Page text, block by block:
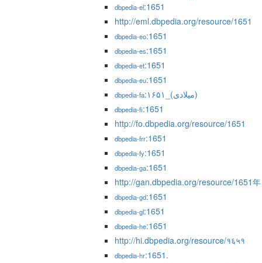
dbpedia-el:1651
http://eml.dbpedia.org/resource/1651
dbpedia-eo:1651
dbpedia-es:1651
dbpedia-et:1651
dbpedia-eu:1651
dbpedia-fa :۱۶۵۱_(میلادی)
dbpedia-fi:1651
http://fo.dbpedia.org/resource/1651
dbpedia-frr:1651
dbpedia-fy:1651
dbpedia-ga:1651
http://gan.dbpedia.org/resource/1651年
dbpedia-gd:1651
dbpedia-gl:1651
dbpedia-he:1651
http://hi.dbpedia.org/resource/१६५१
dbpedia-hr:1651.